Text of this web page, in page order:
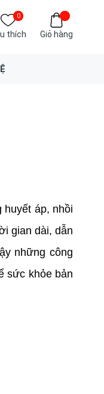
0
thích Giỏ hàng
huyết áp, nhồi
gian dài, dẫn
những công
sức khỏe bản